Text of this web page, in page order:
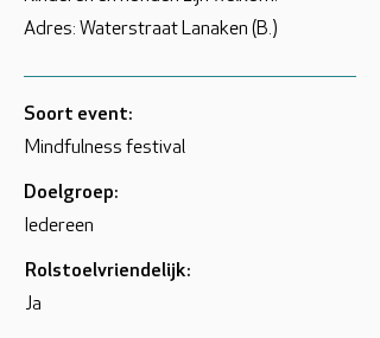
Adres: Waterstraat Lanaken (B.)
Soort event:
Mindfulness festival
Doelgroep:
Iedereen
Rolstoelvriendelijk:
Ja